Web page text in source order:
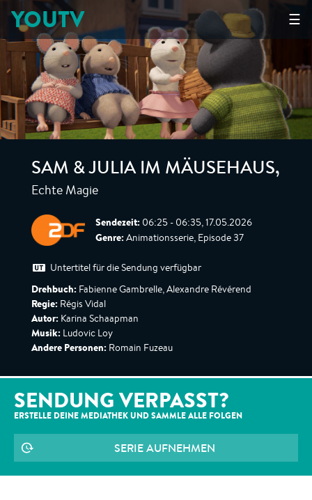
☰
YOUTV
SAM & JULIA IM MÄUSEHAUS,
Echte Magie
Sendezeit: 06:25 - 06:35, 17.05.2026
Genre: Animationsserie, Episode 37
Untertitel für die Sendung verfügbar
Drehbuch: Fabienne Gambrelle, Alexandre Révérend
Regie: Régis Vidal
Autor: Karina Schaapman
Musik: Ludovic Loy
Andere Personen: Romain Fuzeau
SENDUNG VERPASST?
ERSTELLE DEINE MEDIATHEK UND SAMMLE ALLE FOLGEN
SERIE AUFNEHMEN